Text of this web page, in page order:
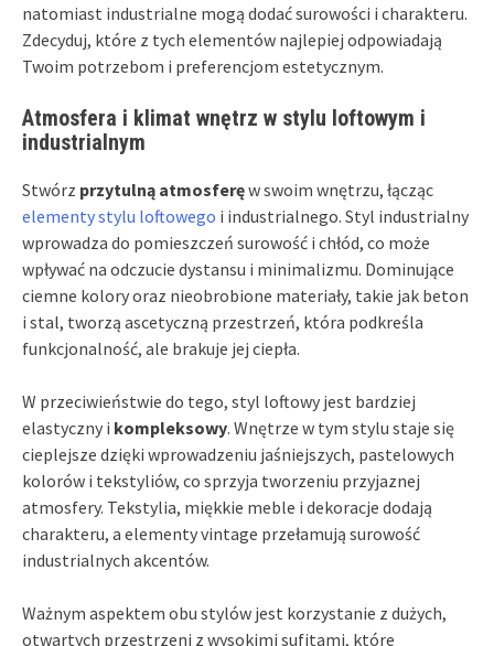
natomiast industrialne mogą dodać surowości i charakteru.
Zdecyduj, które z tych elementów najlepiej odpowiadają
Twoim potrzebom i preferencjom estetycznym.
Atmosfera i klimat wnętrz w stylu loftowym i
industrialnym
Stwórz przytulną atmosferęw swoim wnętrzu, łącząc
elementy stylu loftowego i industrialnego. Styl industrialny
wprowadza do pomieszczeń surowość i chłód, co może
wpływać na odczucie dystansu i minimalizmu. Dominujące
ciemne kolory oraz nieobrobione materiały, takie jak beton
i stal, tworzą ascetyczną przestrzeń, która podkreśla
funkcjonalność, ale brakuje jej ciepła.
W przeciwieństwie do tego, styl loftowy jest bardziej
elastyczny i kompleksowy. Wnętrze w tym stylu staje się
cieplejsze dzięki wprowadzeniu jaśniejszych, pastelowych
kolorów i tekstyliów, co sprzyja tworzeniu przyjaznej
atmosfery. Tekstylia, miękkie meble i dekoracje dodają
charakteru, a elementy vintage przełamują surowość
industrialnych akcentów.
Ważnym aspektem obu stylów jest korzystanie z dużych,
otwartych przestrzeni z wysokimi sufitami, które